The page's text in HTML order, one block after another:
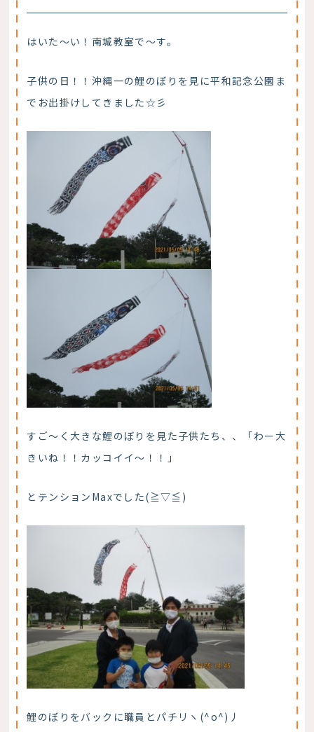
はいた～い！南城教室で～す。
子供の日！！沖縄一の鯉のぼりを見に平和記念公園ま
でお出掛けしてきました☆彡
すご～く大きな鯉のぼりを見た子供たち、、「わー大
きいね！！カッコイイ～！！」
とテンションMaxでした(≧▽≦)
鯉のぼりをバックに職員とパチリヽ(^o^)丿